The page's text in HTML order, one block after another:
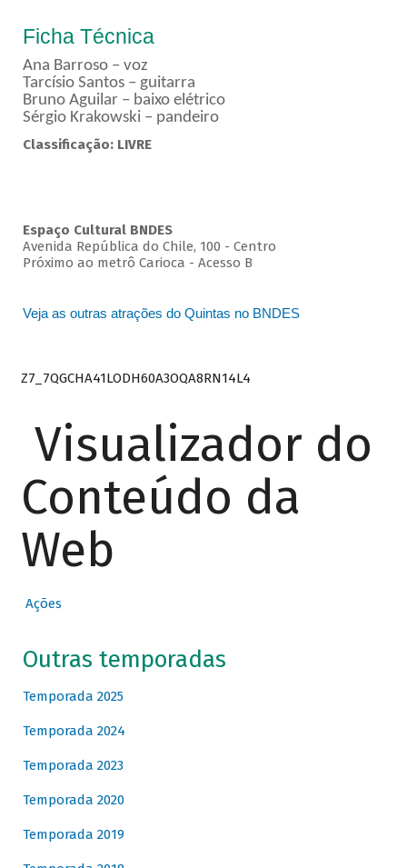
Ficha Técnica
Ana Barroso – voz
Tarcísio Santos – guitarra
Bruno Aguilar – baixo elétrico
Sérgio Krakowski – pandeiro
Classificação: LIVRE
Espaço Cultural BNDES
Avenida República do Chile, 100 - Centro
Próximo ao metrô Carioca - Acesso B
Veja as outras atrações do Quintas no BNDES
Z7_7QGCHA41LODH60A3OQA8RN14L4
Visualizador do
Conteúdo da
Web
Ações
Outras temporadas
Temporada 2025
Temporada 2024
Temporada 2023
Temporada 2020
Temporada 2019